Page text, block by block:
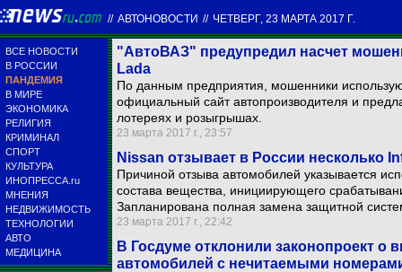
// АВТОНОВОСТИ // ЧЕТВЕРГ, 23 МАРТА 2017 Г.
ВСЕ НОВОСТИ
В РОССИИ
ПАНДЕМИЯ
В МИРЕ
ЭКОНОМИКА
РЕЛИГИЯ
КРИМИНАЛ
СПОРТ
КУЛЬТУРА
ИНОПРЕССА.ru
МНЕНИЯ
НЕДВИЖИМОСТЬ
ТЕХНОЛОГИИ
АВТО
МЕДИЦИНА
"АвтоВАЗ" предупредил насчет
Lada
По данным предприятия, мошенники
официальный сайт автопроизводителя и
лотереях и розыгрышах.
23 марта 2017 г., 23:57
Nissan отзывает в России несколько
Причиной отзыва автомобилей указывается
состава вещества, инициирующего
Запланирована полная замена защитной
23 марта 2017 г., 22:42
В Госдуме отклонили законопроект о
автомобилей с нечитаемыми